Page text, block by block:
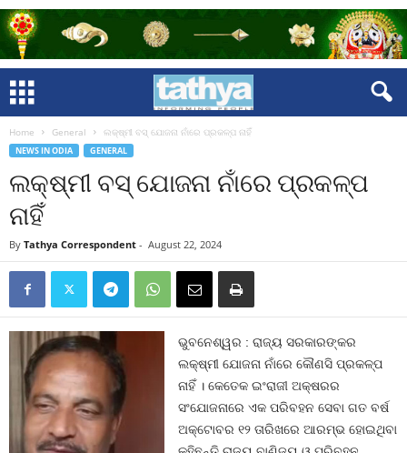
Home General ଲକ୍ଷ୍ମୀ ବସ୍‍ ଯୋଜନା ନାଁରେ ପ୍ରକଳ୍ପ ନାହିଁ
NEWS IN ODIA GENERAL
ଲକ୍ଷ୍ମୀ ବସ୍‍ ଯୋଜନା ନାଁରେ ପ୍ରକଳ୍ପ
ନାହିଁ
By Tathya Correspondent - August 22, 2024
ଭୁବନେଶ୍ୱର : ରାଜ୍ୟ ସରକାରଙ୍କର
ଲକ୍ଷ୍ମୀ ଯୋଜନା ନାଁରେ କୌଣସି ପ୍ରକଳ୍ପ
ନାହିଁ । କେତେକ ଇଂରାଜୀ ଅକ୍ଷରର
ସଂଯୋଜନାରେ ଏକ ପରିବହନ ସେବା ଗତ ବର୍ଷ
ଅକ୍ଟୋବର ୧୨ ତାରିଖରେ ଆରମ୍ଭ ହୋଇଥିବା